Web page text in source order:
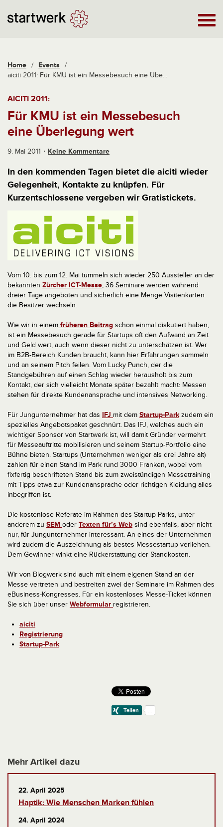
Home / Events /
aiciti 2011: Für KMU ist ein Messebesuch eine Übe...
AICITI 2011:
Für KMU ist ein Messebesuch
eine Überlegung wert
9. Mai 2011 Keine Kommentare
In den kommenden Tagen bietet die aiciti wieder
Gelegenheit, Kontakte zu knüpfen. Für
Kurzentschlossene vergeben wir Gratistickets.
Vom 10. bis zum 12. Mai tummeln sich wieder 250 Aussteller an der
bekannten Zürcher ICT-Messe, 36 Seminare werden während
dreier Tage angeboten und sicherlich eine Menge Visitenkarten
die Besitzer wechseln.
Wie wir in einem früheren Beitrag schon einmal diskutiert haben,
ist ein Messebesuch gerade für Startups oft den Aufwand an Zeit
und Geld wert, auch wenn dieser nicht zu unterschätzen ist. Wer
im B2B-Bereich Kunden braucht, kann hier Erfahrungen sammeln
und an seinem Pitch feilen. Vom Lucky Punch, der die
Standgebühren auf einen Schlag wieder herausholt bis zum
Kontakt, der sich vielleicht Monate später bezahlt macht: Messen
stehen für direkte Kundenansprache und intensives Networking.
Für Jungunternehmer hat das IFJ mit dem Startup-Parkzudem ein
spezielles Angebotspaket geschnürt. Das IFJ, welches auch ein
wichtiger Sponsor von Startwerk ist, will damit Gründer vermehrt
für Messeauftritte mobilisieren und seinem Startup-Portfolio eine
Bühne bieten. Startups (Unternehmen weniger als drei Jahre alt)
zahlen für einen Stand im Park rund 3000 Franken, wobei vom
fixfertig beschrifteten Stand bis zum zweistündigen Messetraining
mit Tipps etwa zur Kundenansprache oder richtigen Kleidung alles
inbegriffen ist.
Die kostenlose Referate im Rahmen des Startup Parks, unter
anderem zu SEM oder Texten für’s Web sind ebenfalls, aber nicht
nur, für Jungunternehmer interessant. An eines der Unternehmen
wird zudem die Auszeichnung als bestes Messestartup verliehen.
Dem Gewinner winkt eine Rückerstattung der Standkosten.
Wir von Blogwerk sind auch mit einem eigenen Stand an der
Messe vertreten und bestreiten zwei der Seminare im Rahmen des
eBusiness-Kongresses. Für ein kostenloses Messe-Ticket können
Sie sich über unser Webformular registrieren.
aiciti
Registrierung
Startup-Park
Mehr Artikel dazu
22. April 2025
Haptik: Wie Menschen Marken fühlen
24. April 2024